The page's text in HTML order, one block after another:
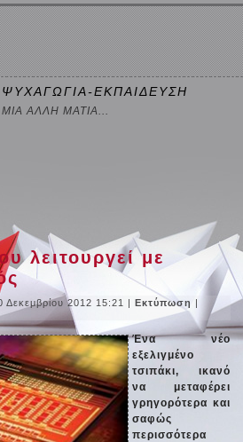
ΕΚΠΑΙΔΕΥΣΗ
ΑΛΛΗ ΜΑΤΙΑ...
λειτουργεί με
Δεκεμβρίου 2012 15:21 |Εκτύπωση |
Ένα νέο
εξελιγμένο
τσιπάκι, ικανό
να μεταφέρει
γρηγορότερα και
σαφώς
περισσότερα